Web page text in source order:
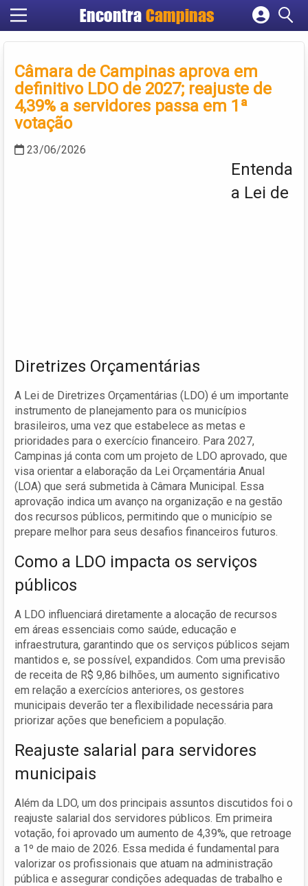
Encontra Campinas
Cadastrar empresa
Criar conta
Câmara de Campinas aprova em
definitivo LDO de 2027; reajuste de
4,39% a servidores passa em 1ª
votação
23/06/2026
Entenda
a Lei de
Diretrizes Orçamentárias
A Lei de Diretrizes Orçamentárias (LDO) é um importante
instrumento de planejamento para os municípios
brasileiros, uma vez que estabelece as metas e
prioridades para o exercício financeiro. Para 2027,
Campinas já conta com um projeto de LDO aprovado, que
visa orientar a elaboração da Lei Orçamentária Anual
(LOA) que será submetida à Câmara Municipal. Essa
aprovação indica um avanço na organização e na gestão
dos recursos públicos, permitindo que o município se
prepare melhor para seus desafios financeiros futuros.
Como a LDO impacta os serviços
públicos
A LDO influenciará diretamente a alocação de recursos
em áreas essenciais como saúde, educação e
infraestrutura, garantindo que os serviços públicos sejam
mantidos e, se possível, expandidos. Com uma previsão
de receita de R$ 9,86 bilhões, um aumento significativo
em relação a exercícios anteriores, os gestores
municipais deverão ter a flexibilidade necessária para
priorizar ações que beneficiem a população.
Reajuste salarial para servidores
municipais
Além da LDO, um dos principais assuntos discutidos foi o
reajuste salarial dos servidores públicos. Em primeira
votação, foi aprovado um aumento de 4,39%, que retroage
a 1º de maio de 2026. Essa medida é fundamental para
valorizar os profissionais que atuam na administração
pública e assegurar condições adequadas de trabalho e